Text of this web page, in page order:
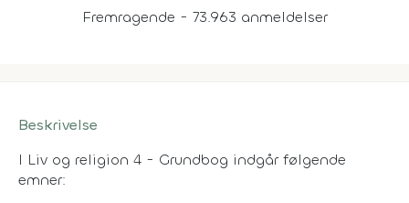
Fremragende - 73.963 anmeldelser
Beskrivelse
I Liv og religion 4 - Grundbog indgår følgende
emner: